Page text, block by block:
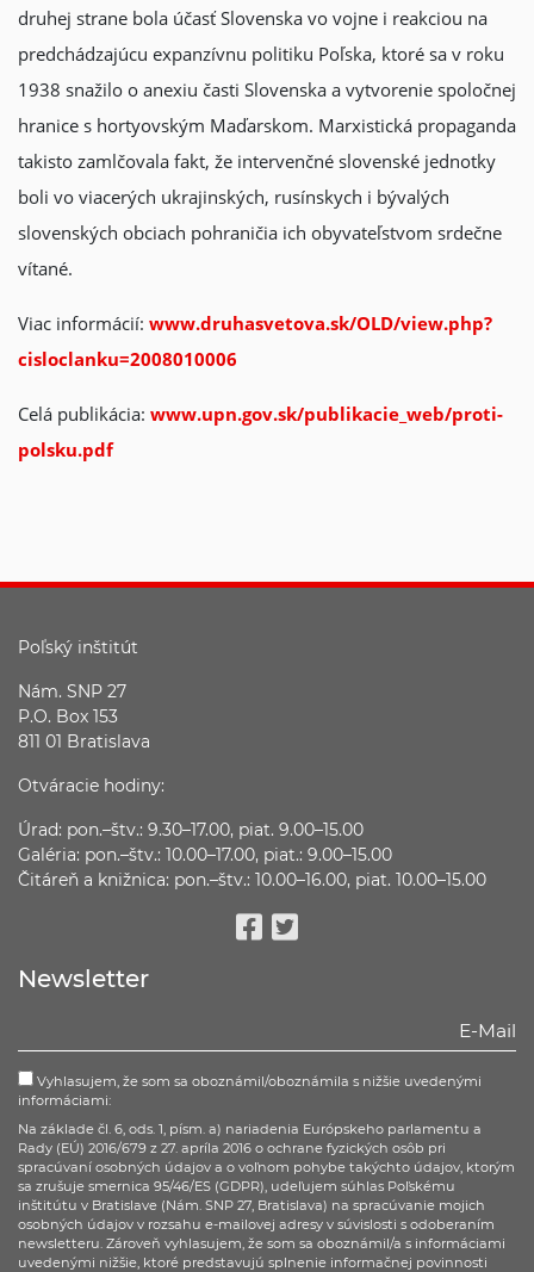
druhej strane bola účasť Slovenska vo vojne i reakciou na
predchádzajúcu expanzívnu politiku Poľska, ktoré sa v roku
1938 snažilo o anexiu časti Slovenska a vytvorenie spoločnej
hranice s hortyovským Maďarskom. Marxistická propaganda
takisto zamlčovala fakt, že intervenčné slovenské jednotky
boli vo viacerých ukrajinských, rusínskych i bývalých
slovenských obciach pohraničia ich obyvateľstvom srdečne
vítané.
Viac informácií: www.druhasvetova.sk/OLD/view.php?
cisloclanku=2008010006
Celá publikácia: www.upn.gov.sk/publikacie_web/proti-
polsku.pdf
Poľský inštitút
Nám. SNP 27
P.O. Box 153
811 01 Bratislava
Otváracie hodiny:
Úrad: pon.–štv.: 9.30–17.00, piat. 9.00–15.00
Galéria: pon.–štv.: 10.00–17.00, piat.: 9.00–15.00
Čitáreň a knižnica: pon.–štv.: 10.00–16.00, piat. 10.00–15.00
Newsletter
Vyhlasujem, že som sa oboznámil/oboznámila s nižšie uvedenými
informáciami:
Na základe čl. 6, ods. 1, písm. a) nariadenia Európskeho parlamentu a
Rady (EÚ) 2016/679 z 27. apríla 2016 o ochrane fyzických osôb pri
spracúvaní osobných údajov a o voľnom pohybe takýchto údajov, ktorým
sa zrušuje smernica 95/46/ES (GDPR), udeľujem súhlas Poľskému
inštitútu v Bratislave (Nám. SNP 27, Bratislava) na spracúvanie mojich
osobných údajov v rozsahu e-mailovej adresy v súvislosti s odoberaním
newsletteru. Zároveň vyhlasujem, že som sa oboznámil/a s informáciami
uvedenými nižšie, ktoré predstavujú splnenie informačnej povinnosti